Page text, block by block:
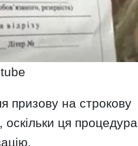
призову на строкову
ця процедура